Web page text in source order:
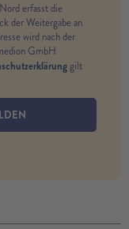
erfasst die
der Weitergabe an
wird nach der
GmbH
gilt